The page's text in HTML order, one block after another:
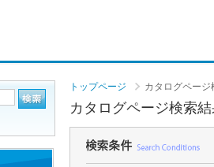
トップページ カタログページ
カタログページ検索